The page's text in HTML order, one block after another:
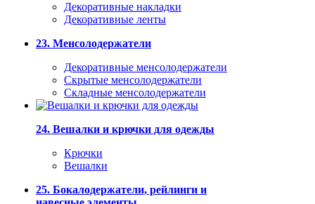
Декоративные накладки
Декоративные ленты
23. Менсолодержатели
Декоративные менсолодержатели
Скрытые менсолодержатели
Складные менсолодержатели
24. Вешалки и крючки для одежды
Крючки
Вешалки
25. Бокалодержатели, рейлинги и